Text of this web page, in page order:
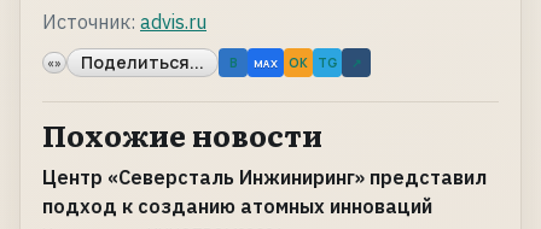
Источник: advis.ru
«» Поделиться... B MAX OK TG ↗
Похожие новости
Центр «Северсталь Инжиниринг» представил
подход к созданию атомных инноваций